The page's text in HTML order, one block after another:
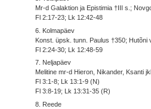
Mr-d Galaktion ja Epistimia †III s.;
Fl 2:17-23; Lk 12:42-48
6. Kolmapäev
Konst. üpsk. tunn. Paulus †350; Hutõni
Fl 2:24-30; Lk 12:48-59
7. Neljapäev
Melitine mr-d Hieron, Nikander, Ksanti
Fl 3:1-8; Lk 13:1-9 (N)
Fl 3:8-19; Lk 13:31-35 (R)
8. Reede